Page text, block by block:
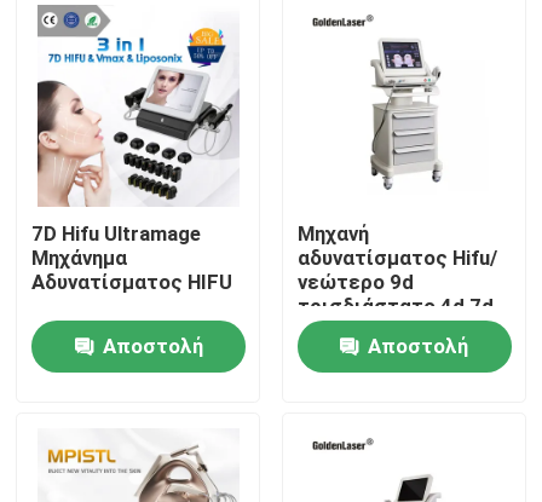
Σπίτι
7D Hifu Ultramage
Μηχάνημα
Αδυνατίσματος HIFU
Αποστολή
Μηχανή
αδυνατίσματος Hifu/
νεώτερο 9d
τρισδιάστατο 4d 7d
Hifu Κορέα 12
πρόσωπο και σώμα
μηχανών γραμμών
Αποστολή